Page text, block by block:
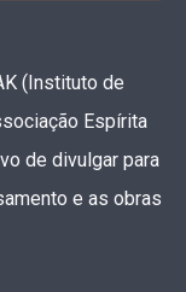
(Instituto de
Espírita
de divulgar para
e as obras